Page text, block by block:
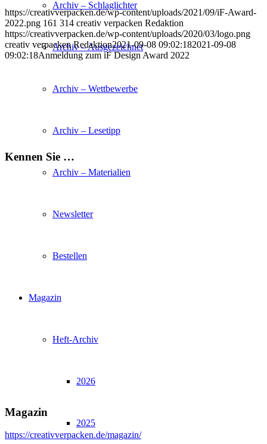
Archiv – Schlaglichter
Archiv – Ausgezeichnet
Archiv – Wettbewerbe
Archiv – Lesetipp
Archiv – Materialien
Newsletter
Bestellen
Magazin
Heft-Archiv
2026
2025
https://creativverpacken.de/wp-content/uploads/2021/09/iF-Award-
2022.png 161 314 creativ verpacken Redaktion
https://creativverpacken.de/wp-content/uploads/2020/03/logo.png
creativ verpacken Redaktion2021-09-08 09:02:182021-09-08
09:02:18Anmeldung zum iF Design Award 2022
Kennen Sie …
Magazin
https://creativverpacken.de/magazin/